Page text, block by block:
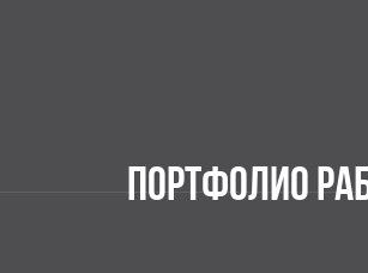
ПОРТФОЛИО